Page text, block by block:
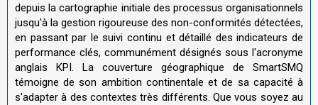
depuis la cartographie initiale des processus organisationnels
jusqu'à la gestion rigoureuse des non-conformités détectées,
en passant par le suivi continu et détaillé des indicateurs de
performance clés, communément désignés sous l'acronyme
anglais KPI. La couverture géographique de SmartSMQ
témoigne de son ambition continentale et de sa capacité à
s'adapter à des contextes très différents. Que vous soyez au